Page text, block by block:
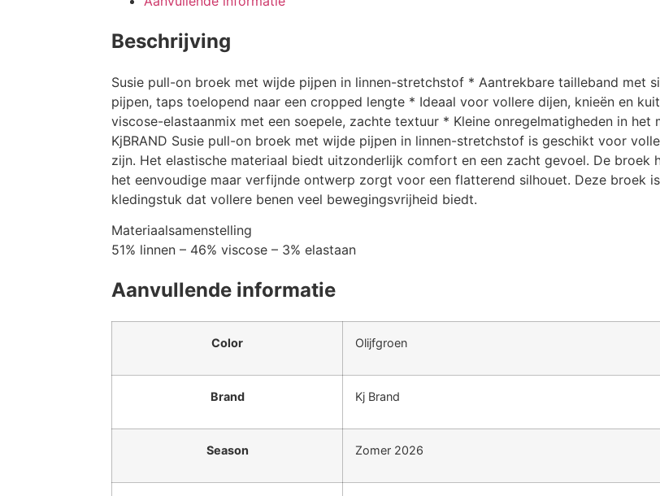
Beschrijving
Susie pull-on broek met wijde pijpen in linnen-stretchstof * Aantrekbare tailleband met
pijpen, taps toelopend naar een cropped lengte * Ideaal voor vollere dijen, knieën en
viscose-elastaanmix met een soepele, zachte textuur * Kleine onregelmatigheden in
KjBRAND Susie pull-on broek met wijde pijpen in linnen-stretchstof is geschikt voor
zijn. Het elastische materiaal biedt uitzonderlijk comfort en een zacht gevoel. De broek
het eenvoudige maar verfijnde ontwerp zorgt voor een flatterend silhouet. Deze broek
kledingstuk dat vollere benen veel bewegingsvrijheid biedt.
Materiaalsamenstelling
51% linnen – 46% viscose – 3% elastaan
Aanvullende informatie
Color Olijfgroen
Brand Kj Brand
Season Zomer 2026